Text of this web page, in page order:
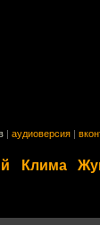
аудиоверсия
Клима